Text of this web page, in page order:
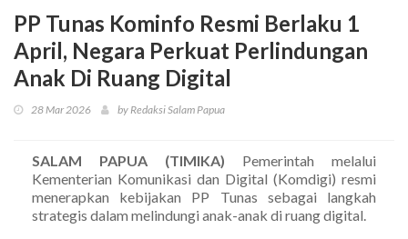
PP Tunas Kominfo Resmi Berlaku 1
April, Negara Perkuat Perlindungan
Anak Di Ruang Digital
28 Mar 2026 by Redaksi Salam Papua
SALAM PAPUA (TIMIKA) Pemerintah melalui
Kementerian Komunikasi dan Digital (Komdigi) resmi
menerapkan kebijakan PP Tunas sebagai langkah
strategis dalam melindungi anak-anak di ruang digital.